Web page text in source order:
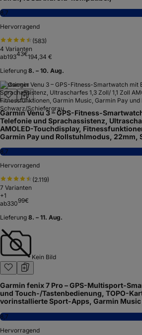
8,7
Hervorragend
(583)
4 Varianten
ab19343€194,34 €
Lieferung 8. – 10. Aug.
Testsieger
Garmin Venu 3 – GPS-Fitness-
Telefonie und Sprachassistenz,
AMOLED-Touchdisplay,
Garmin Pay und Rollstuhlmodus, 22mm,
8,7
Hervorragend
(2.119)
7 Varianten
+1
ab33099€
Lieferung 8. – 11. Aug.
Kein Bild
Garmin fenix 7 Pro – GPS-Multisport-
und Touch-/Tastenbedienung, TOPO-
vorinstallierte Sport-Apps, Garmin Music
8,7
Hervorragend